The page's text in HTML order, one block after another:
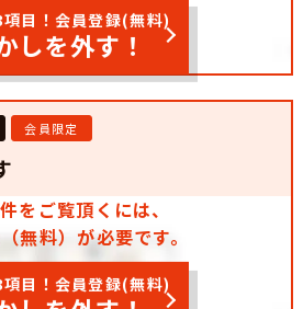
項目！会員登録(無料)
しを外す！
会員限定
をご覧頂くには、
無料）が必要です。
項目！会員登録(無料)